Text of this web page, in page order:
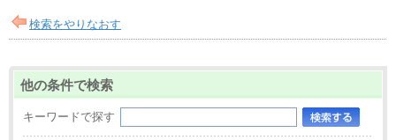
月給制
226,600円～390,100円（勤務地域等により異なりま
ます。
・試用期間中も同額支給します。
検索をやりなおす
他の条件で検索
キーワードで探す